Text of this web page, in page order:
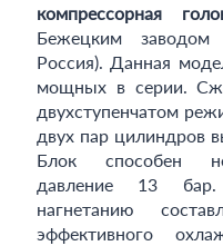
компрессорная
Бежецким заводом
Россия). Данная
мощных в серии.
двухступенчатом
двух пар цилиндров
Блок способен
давление 13 бар.
нагнетанию
эффективного